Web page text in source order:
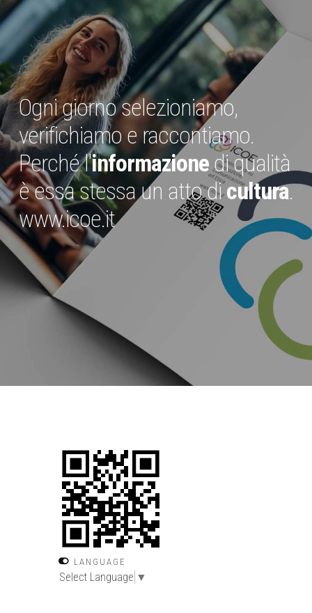
Ogni giorno selezioniamo,
verifichiamo e raccontiamo.
Perché l'informazionedi qualità
è essa stessa un atto dicultura.
www.icoe.it
LANGUAGE
Select Language ▼